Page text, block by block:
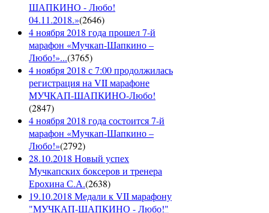
ШАПКИНО - Любо!
04.11.2018.»(2646)
4 ноября 2018 года прошел 7-й
марафон «Мучкап-Шапкино –
Любо!»...(3765)
4 ноября 2018 с 7:00 продолжилась
регистрация на VII марафоне
МУЧКАП-ШАПКИНО-Любо!
(2847)
4 ноября 2018 года состоится 7-й
марафон «Мучкап-Шапкино –
Любо!»(2792)
28.10.2018 Новый успех
Мучкапских боксеров и тренера
Ерохина С.А.(2638)
19.10.2018 Медали к VII марафону
"МУЧКАП-ШАПКИНО - Любо!"